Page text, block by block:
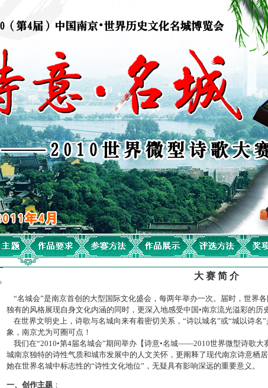
大 赛 简 介
“名城会”是南京首创的大型国际文化盛会，每两年举办一次。届时，世界
独有的风格展现自身文化内涵的同时，更深入地感受中国•南京流光溢彩的
在世界文明史上，诗歌与名城向来有着密切关系，“诗以城名”或“城以诗名
象，南京尤为可圈可点！
我们在“2010•第4届名城会”期间举办【诗意•名城——2010世界微型诗歌大
城南京独特的诗性气质和城市发展中的人文关怀，更阐释了现代南京诗意
她在世界名城中标志性的“诗性文化地位”，无疑具有影响深远的重要意义。
一、创作主题 ：